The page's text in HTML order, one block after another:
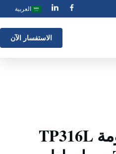
العربية
الاستفسار الآن
ASTM A269 Ss أنابيب غير ملحومة TP316L